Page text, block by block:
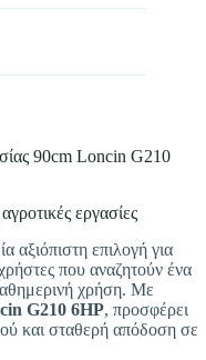
90cm Loncin G210
εργασίες
αξιόπιστη επιλογή για
που αναζητούν ένα
χρήση. Με
G210 6HP, προσφέρει
και σταθερή απόδοση σε